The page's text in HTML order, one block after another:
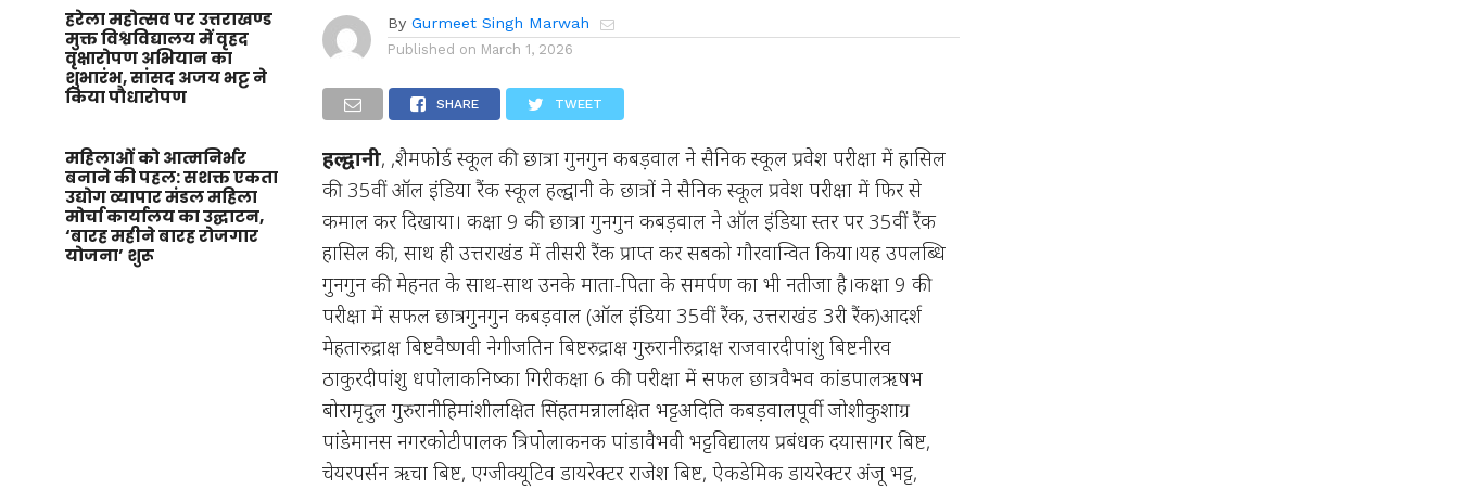
हरेला महोत्सव पर उत्तराखण्ड
मुक्त विश्वविद्यालय में वृहद
वृक्षारोपण अभियान का
शुभारंभ, सांसद अजय भट्ट ने
किया पौधारोपण
महिलाओं को आत्मनिर्भर
बनाने की पहल: सशक्त एकता
उद्योग व्यापार मंडल महिला
मोर्चा कार्यालय का उद्घाटन,
‘बारह महीने बारह रोजगार
योजना’ शुरू
By Gurmeet Singh Marwah
Published on March 1, 2026
SHARE TWEET
हल्द्वानी, ,शैमफोर्ड स्कूल की छात्रा गुनगुन कबड़वाल ने सैनिक स्कूल प्रवेश परीक्षा में हासिल
की 35वीं ऑल इंडिया रैंक स्कूल हल्द्वानी के छात्रों ने सैनिक स्कूल प्रवेश परीक्षा में फिर से
कमाल कर दिखाया। कक्षा 9 की छात्रा गुनगुन कबड़वाल ने ऑल इंडिया स्तर पर 35वीं रैंक
हासिल की, साथ ही उत्तराखंड में तीसरी रैंक प्राप्त कर सबको गौरवान्वित किया।यह उपलब्धि
गुनगुन की मेहनत के साथ-साथ उनके माता-पिता के समर्पण का भी नतीजा है।कक्षा 9 की
परीक्षा में सफल छात्रगुनगुन कबड़वाल (ऑल इंडिया 35वीं रैंक, उत्तराखंड 3री रैंक)आदर्श
मेहतारुद्राक्ष बिष्टवैष्णवी नेगीजतिन बिष्टरुद्राक्ष गुरुरानीरुद्राक्ष राजवारदीपांशु बिष्टनीरव
ठाकुरदीपांशु धपोलाकनिष्का गिरीकक्षा 6 की परीक्षा में सफल छात्रवैभव कांडपालऋषभ
बोरामृदुल गुरुरानीहिमांशीलक्षित सिंहतमन्नालक्षित भट्टअदिति कबड़वालपूर्वी जोशीकुशाग्र
पांडेमानस नगरकोटीपालक त्रिपोलाकनक पांडावैभवी भट्टविद्यालय प्रबंधक दयासागर बिष्ट,
चेयरपर्सन ऋचा बिष्ट, एग्जीक्यूटिव डायरेक्टर राजेश बिष्ट, ऐकडेमिक डायरेक्टर अंजू भट्ट,